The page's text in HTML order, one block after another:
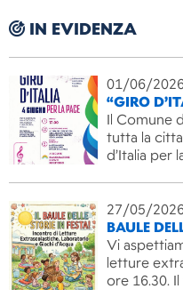
IN EVIDENZA
01/06/
“GIRO
Il Comune
tutta la
d’Italia per
27/05/
BAULE
Vi
letture
ore 16.30.